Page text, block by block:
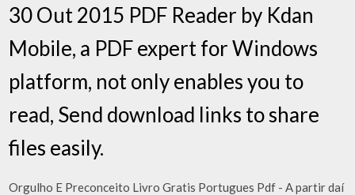
30 Out 2015 PDF Reader by Kdan
Mobile, a PDF expert for Windows
platform, not only enables you to
read, Send download links to share
files easily.
Orgulho E Preconceito Livro Gratis Portugues Pdf - A partir daí